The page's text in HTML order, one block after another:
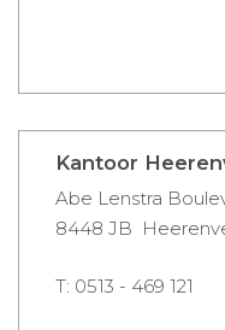
Kantoor
Abe Lenstra
8448 JB
T: 0513 - 469 121